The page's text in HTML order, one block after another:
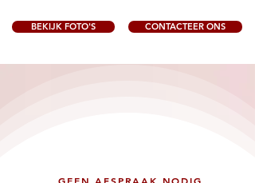
BEKIJK FOTO'S CONTACTEER ONS